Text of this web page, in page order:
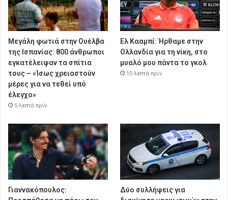
Μεγάλη φωτιά στην Ουέλβα
της Ισπανίας: 800 άνθρωποι
εγκατέλειψαν τα σπίτια
τους – «Ίσως χρειαστούν
μέρες για να τεθεί υπό
έλεγχο»
5 λεπτά πρίν
Ελ Κααμπί: Ήρθαμε στην
Ολλανδία για τη νίκη, στο
μυαλό μου πάντα το γκολ
10 λεπτά πρίν
Γιαννακόπουλος:
Δύο συλλήψεις για